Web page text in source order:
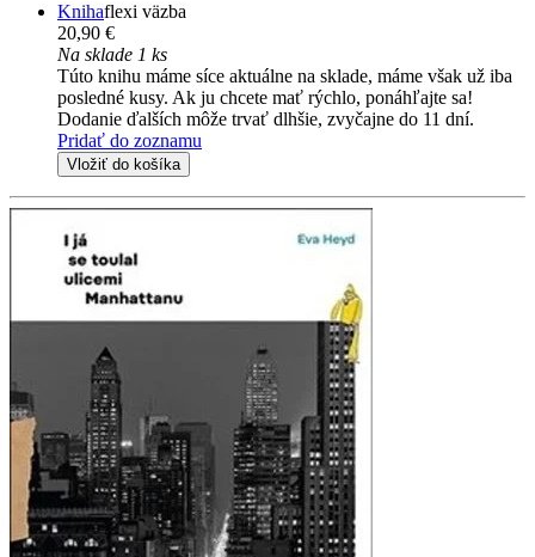
Knihaflexi väzba
20,90 €
Na sklade 1 ks
Túto knihu máme síce aktuálne na sklade, máme však už iba
posledné kusy. Ak ju chcete mať rýchlo, ponáhľajte sa!
Dodanie ďalších môže trvať dlhšie, zvyčajne do 11 dní.
Pridať do zoznamu
Vložiť do košíka